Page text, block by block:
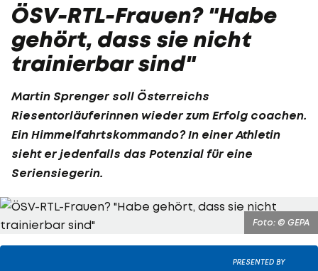
ÖSV-RTL-Frauen? "Habe
gehört, dass sie nicht
trainierbar sind"
Martin Sprenger soll Österreichs
Riesentorläuferinnen wieder zum Erfolg coachen.
Ein Himmelfahrtskommando? In einer Athletin
sieht er jedenfalls das Potenzial für eine
Seriensiegerin.
Foto: © GEPA
PRESENTED BY